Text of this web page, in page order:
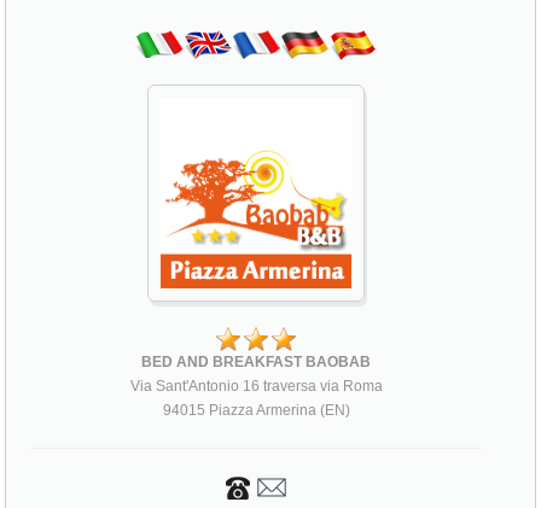
BED AND BREAKFAST BAOBAB
Via Sant'Antonio 16 traversa via Roma
94015 Piazza Armerina (EN)